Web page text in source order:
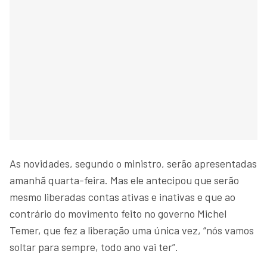
As novidades, segundo o ministro, serão apresentadas
amanhã quarta-feira. Mas ele antecipou que serão
mesmo liberadas contas ativas e inativas e que ao
contrário do movimento feito no governo Michel
Temer, que fez a liberação uma única vez, “nós vamos
soltar para sempre, todo ano vai ter”.